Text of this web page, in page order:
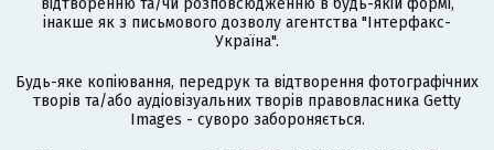
відтворенню та/чи розповсюдженню в будь-якій формі,
інакше як з письмового дозволу агентства "Інтерфакс-
Україна".
Будь-яке копіювання, передрук та відтворення фотографічних
творів та/або аудіовізуальних творів правовласника Getty
Images - суворо забороняється.